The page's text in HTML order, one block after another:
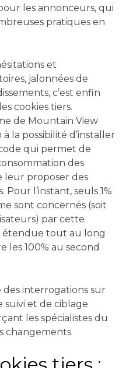
les annonceurs, qui
pratiques en
et
jalonnées de
c’est enfin
cookies tiers.
de Mountain View
la possibilité d’installer
qui permet de
des
leur proposer des
l’instant, seuls 1%
sont concernés (soit
par cette
étendue tout au long
les 100% au second
interrogations sur
suivi et de ciblage
les spécialistes du
changements.